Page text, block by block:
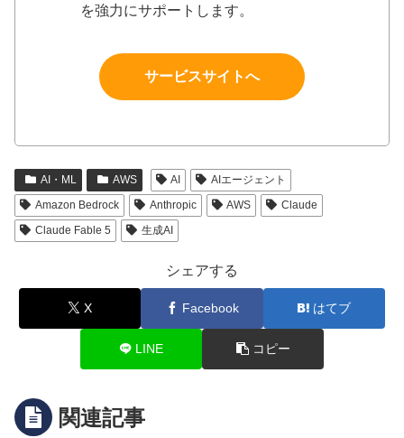
を強力にサポートします。
サービスサイトへ
AI・ML AWS AI
AIエージェント
Amazon Bedrock
Anthropic AWS
Claude
Claude Fable 5
生成AI
シェアする
X Facebook はてブ
LINE コピー
関連記事